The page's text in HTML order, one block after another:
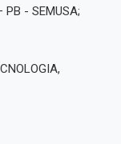
- SEMUSA;